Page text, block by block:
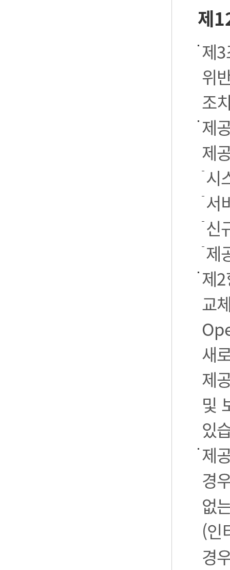
제
제
위
조
제
제
시
서
신
제
제
교
새
제
및
있
제
경
없
(인
경